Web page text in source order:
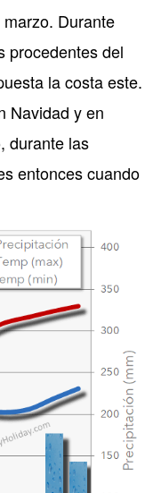
Durante
procedentes del
la costa este.
Navidad y en
durante las
entonces cuando